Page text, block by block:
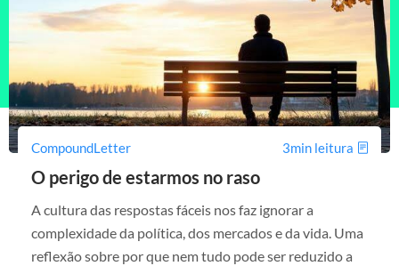
CompoundLetter 3min leitura
O perigo de estarmos no raso
A cultura das respostas fáceis nos faz ignorar a
complexidade da política, dos mercados e da vida. Uma
reflexão sobre por que nem tudo pode ser reduzido a